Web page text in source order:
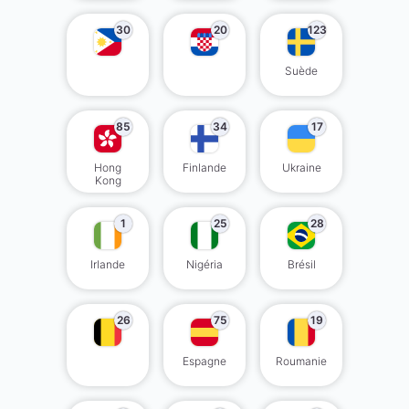
30 20 123
Suède
85
Hong
Kong
34
Finlande
17
Ukraine
1
Irlande
25
Nigéria
28
Brésil
26 75
Espagne
19
Roumanie